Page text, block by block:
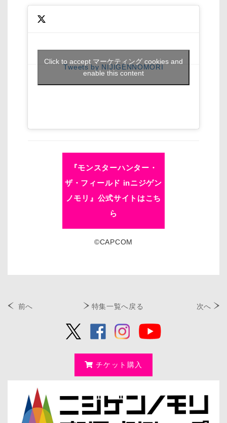
Tweets by NIJIGENNOMORI
Click to accept マーケティング cookies and
enable this content
『モンスターハンター・
ザ・フィールド inニジゲン
ノモリ』公式サイトはこち
ら
©CAPCOM
前へ 特集一覧へ戻る 次へ
チケット購入